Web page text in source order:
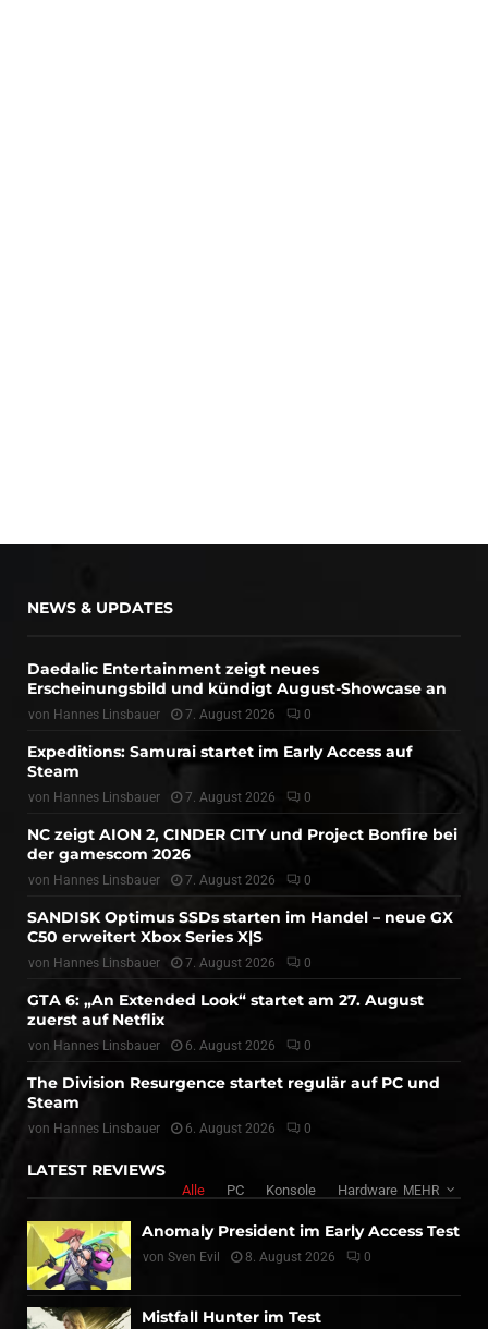
NEWS & UPDATES
Daedalic Entertainment zeigt neues
Erscheinungsbild und kündigt August-Showcase an
von Hannes Linsbauer 7. August 2026 0
Expeditions: Samurai startet im Early Access auf
Steam
von Hannes Linsbauer 7. August 2026 0
NC zeigt AION 2, CINDER CITY und Project Bonfire bei
der gamescom 2026
von Hannes Linsbauer 7. August 2026 0
SANDISK Optimus SSDs starten im Handel – neue GX
C50 erweitert Xbox Series X|S
von Hannes Linsbauer 7. August 2026 0
GTA 6: „An Extended Look“ startet am 27. August
zuerst auf Netflix
von Hannes Linsbauer 6. August 2026 0
The Division Resurgence startet regulär auf PC und
Steam
von Hannes Linsbauer 6. August 2026 0
LATEST REVIEWS
Alle PC Konsole Hardware MEHR
Anomaly President im Early Access Test
von Sven Evil 8. August 2026 0
Mistfall Hunter im Test